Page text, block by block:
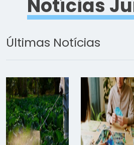
Notícias
Últimas Notícias